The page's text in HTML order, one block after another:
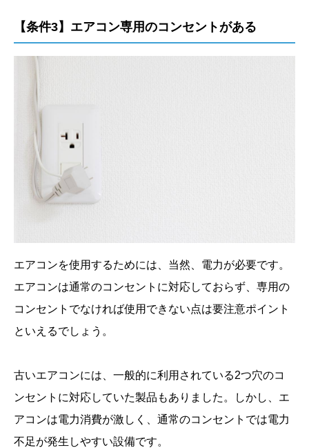
【条件3】エアコン専用のコンセントがある
エアコンを使用するためには、当然、電力が必要です。
エアコンは通常のコンセントに対応しておらず、専用の
コンセントでなければ使用できない点は要注意ポイント
といえるでしょう。
古いエアコンには、一般的に利用されている2つ穴のコ
ンセントに対応していた製品もありました。しかし、エ
アコンは電力消費が激しく、通常のコンセントでは電力
不足が発生しやすい設備です。